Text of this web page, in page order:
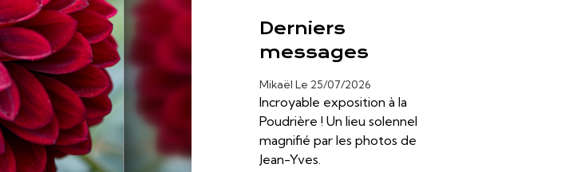
Derniers
messages
Mikaël Le 25/07/2026
Incroyable exposition à la
Poudrière ! Un lieu solennel
magnifié par les photos de
Jean-Yves.